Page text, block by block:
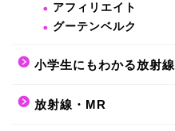
アフィリエイト
グーテンベルク
小学生にもわかる放射線
放射線・MR